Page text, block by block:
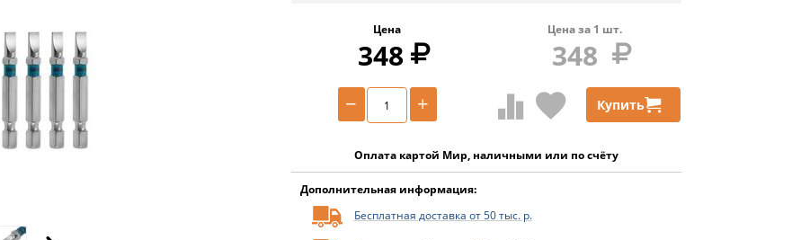
Цена
348
Цена за 1 шт.
348
+
− Купить
Оплата картой Мир, наличными или по счёту
Дополнительная информация:
Бесплатная доставка от 50 тыс. р.